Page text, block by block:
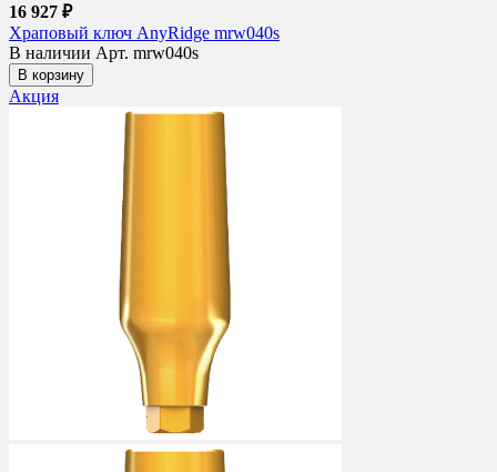
16 927 ₽
Храповый ключ AnyRidge mrw040s
В наличии Арт. mrw040s
В корзину
Акция